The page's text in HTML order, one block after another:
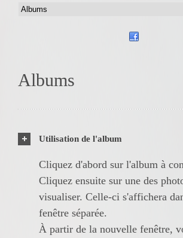
Albums
Utilisation de l'album
Cliquez d'abord sur l'album à
Cliquez ensuite sur une des
visualiser. Celle-ci s'affichera
fenêtre séparée.
À partir de la nouvelle fenêtre,